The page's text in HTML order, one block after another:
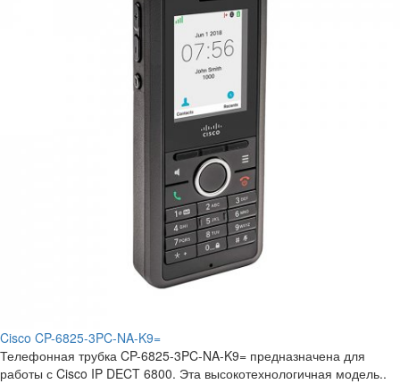
Cisco CP-6825-3PC-NA-K9=
Телефонная трубка CP-6825-3PC-NA-K9= предназначена для
работы с Cisco IP DECT 6800. Эта высокотехнологичная модель..